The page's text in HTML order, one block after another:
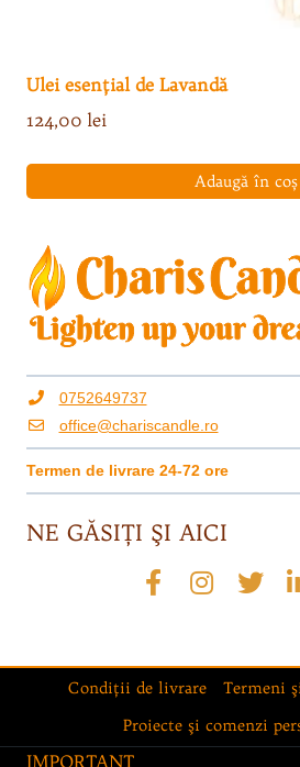
Ulei esenţial de Lavandă
124,00 lei
Adaugă în coș
0752649737
office@chariscandle.ro
Termen de livrare 24-72 ore
NE GĂSIŢI ŞI AICI
Condiţii de livrare Termeni
Proiecte şi comenzi
IMPORTANT